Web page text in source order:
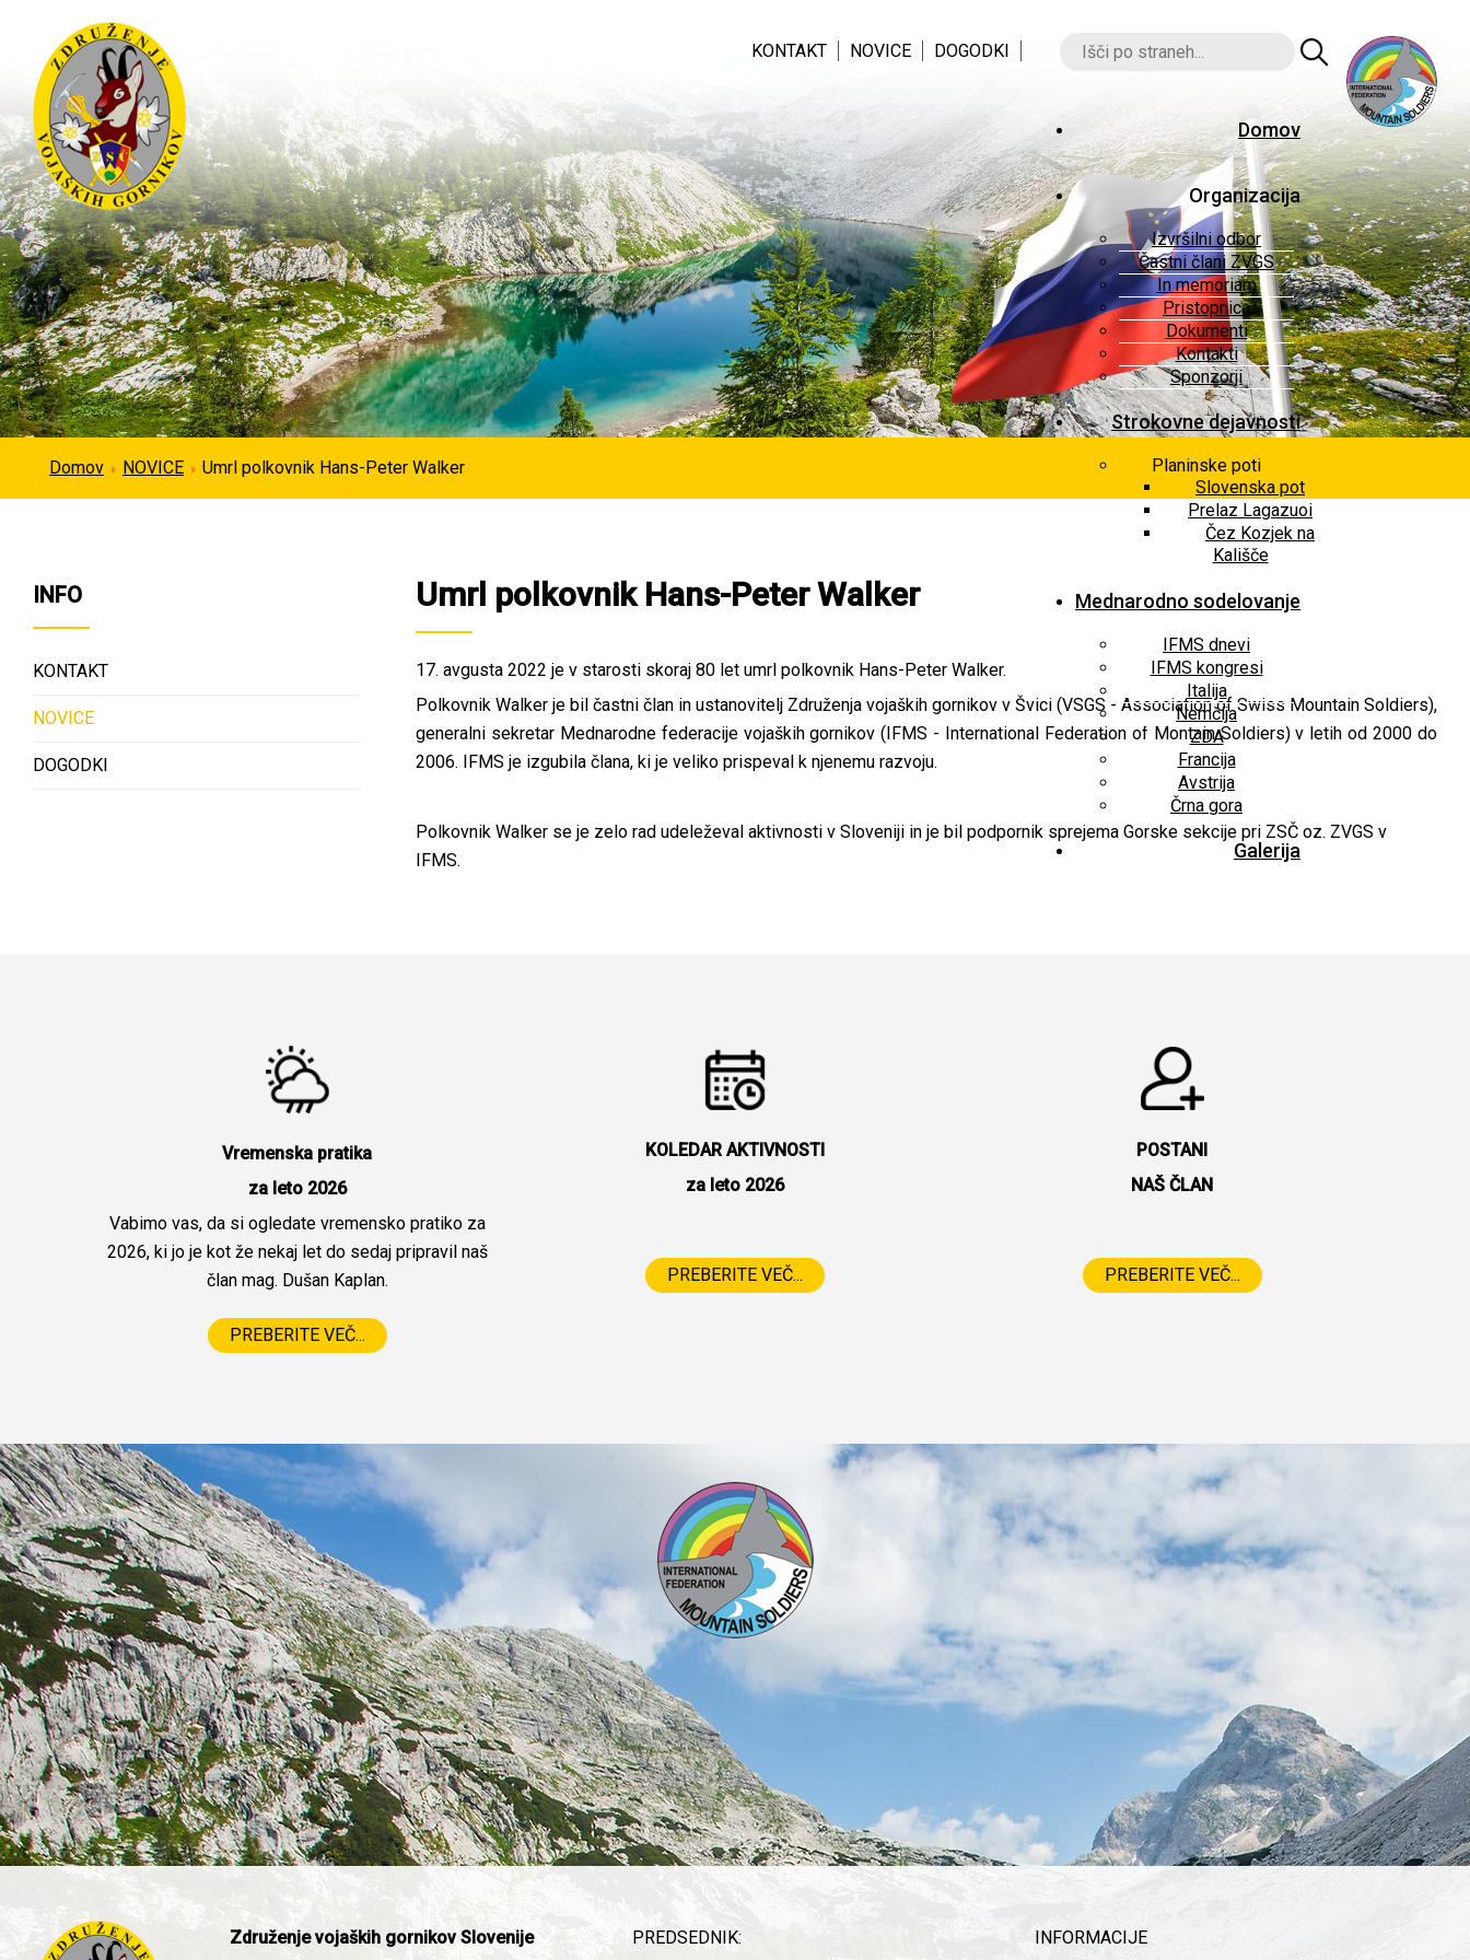
KONTAKT NOVICE DOGODKI
Domov
Organizacija
Izvršilni odbor
Častni člani ZVGS
In memoriam
Pristopnica
Dokumenti
Kontakti
Sponzorji
Strokovne dejavnosti
Planinske poti
Slovenska pot
Prelaz Lagazuoi
Čez Kozjek na
Kališče
Mednarodno sodelovanje
IFMS dnevi
IFMS kongresi
Italija
Nemčija
ZDA
Francija
Avstrija
Črna gora
Galerija
Domov NOVICE Umrl polkovnik Hans-Peter Walker
INFO
KONTAKT
NOVICE
DOGODKI
Umrl polkovnik Hans-Peter Walker
17. avgusta 2022 je v starosti skoraj 80 let umrl polkovnik Hans-Peter Walker.
Polkovnik Walker je bil častni član in ustanovitelj Združenja vojaških gornikov v Švici (VSGS - Association of Swiss Mountain Soldiers),
generalni sekretar Mednarodne federacije vojaških gornikov (IFMS - International Federation of Montain Soldiers) v letih od 2000 do
2006. IFMS je izgubila člana, ki je veliko prispeval k njenemu razvoju.
Polkovnik Walker se je zelo rad udeleževal aktivnosti v Sloveniji in je bil podpornik sprejema Gorske sekcije pri ZSČ oz. ZVGS v
IFMS.
Vremenska pratika
za leto 2026
Vabimo vas, da si ogledate vremensko pratiko za
2026, ki jo je kot že nekaj let do sedaj pripravil naš
član mag. Dušan Kaplan.
PREBERITE VEČ...
KOLEDAR AKTIVNOSTI
za leto 2026
PREBERITE VEČ...
POSTANI
NAŠ ČLAN
PREBERITE VEČ...
Združenje vojaških gornikov Slovenije PREDSEDNIK: INFORMACIJE